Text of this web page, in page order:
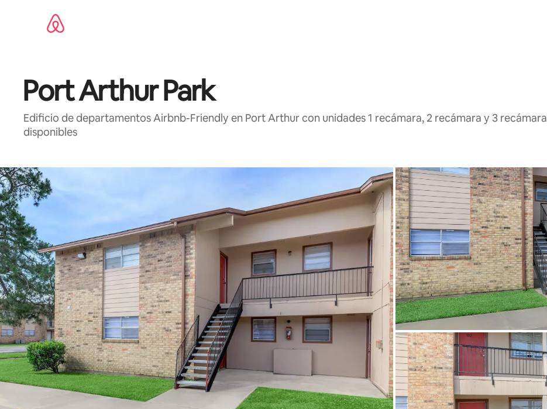
Port Arthur Park
Edificio de departamentos Airbnb-Friendly en Port Arthur con unidades 1 recámara, 2 recámara y 3 recámara
disponibles